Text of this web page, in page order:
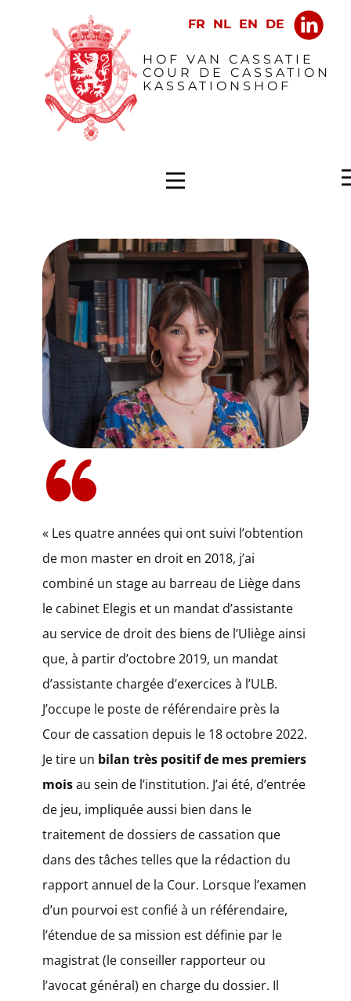
​HOF VAN CASSATIE
COUR DE CASSATION
KASSATIONSHOF
​​« Les quatre années qui ont suivi l’obtention
de mon master en droit en 2018, j’ai
combiné un stage au barreau de Liège dans
le cabinet Elegis et un mandat d’assistante
au service de droit des biens de l’Uliège ainsi
que, à partir d’octobre 2019, un mandat
d’assistante chargée d’exercices à l’ULB.
J’occupe le poste de référendaire près la
Cour de cassation depuis le 18 octobre 2022.
Je tire un bilan très positif de mes premiers
moisau sein de l’institution. J’ai été, d’entrée
de jeu, impliquée aussi bien dans le
traitement de dossiers de cassation que
dans des tâches telles que la rédaction du
rapport annuel de la Cour. Lorsque l’examen
d’un pourvoi est confié à un référendaire,
l’étendue de sa mission est définie par le
magistrat (le conseiller rapporteur ou
l’avocat général) en charge du dossier. Il